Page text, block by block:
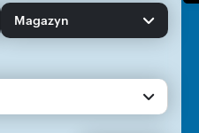
Magazyn